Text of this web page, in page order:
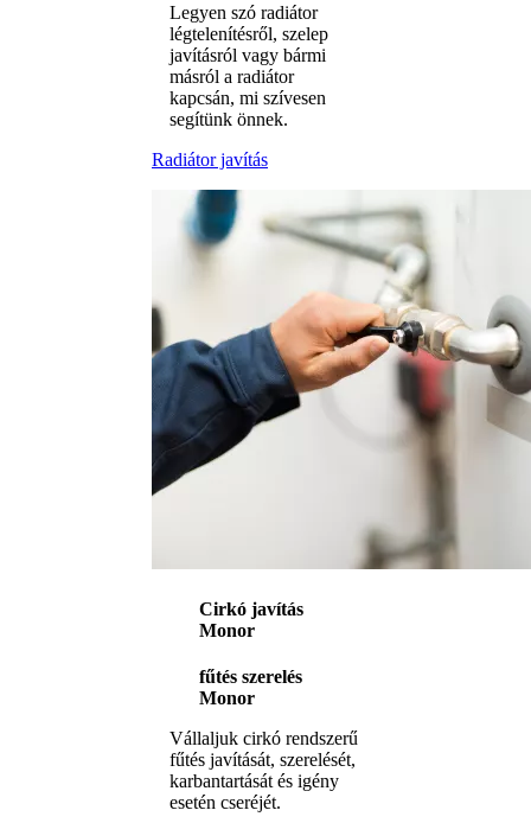
Legyen szó radiátor
légtelenítésről, szelep
javításról vagy bármi
másról a radiátor
kapcsán, mi szívesen
segítünk önnek.
Radiátor javítás
Cirkó javítás
Monor
fűtés szerelés
Monor
Vállaljuk cirkó rendszerű
fűtés javítását, szerelését,
karbantartását és igény
esetén cseréjét.